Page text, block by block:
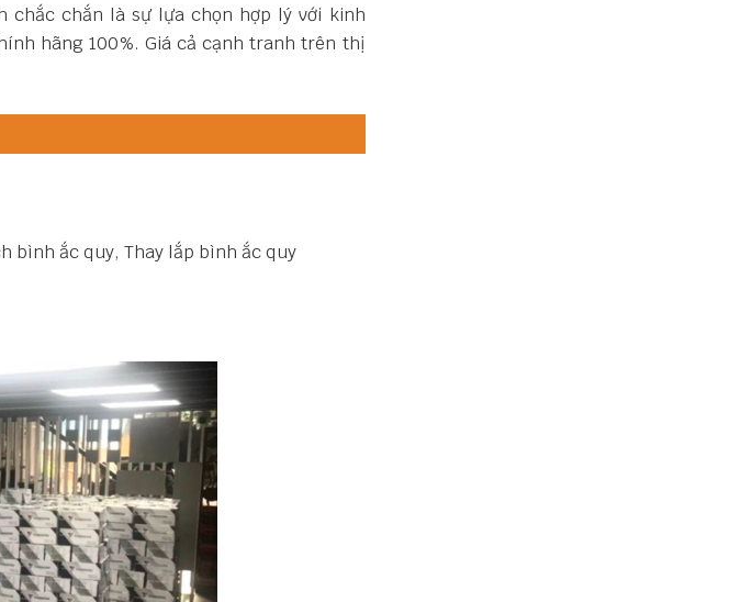
chắc chắn là sự lựa chọn hợp lý với kinh
hãng 100%. Giá cả cạnh tranh trên thị
bình ắc quy, Thay lắp bình ắc quy